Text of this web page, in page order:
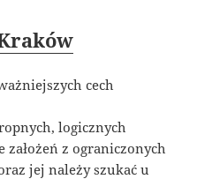
cech
logicznych
z ograniczonych
jej należy szukać u